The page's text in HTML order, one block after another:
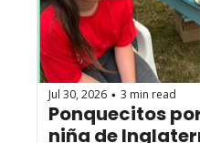
Jul 30, 2026 • 3 min read
Ponquecitos
niña de